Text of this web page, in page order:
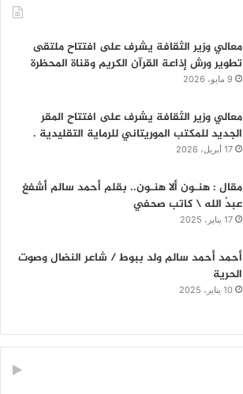
معالي وزير الثقافة يشرف على افتتاح ملتقى
تطوير ورش إذاعة القرآن الكريم وقناة المحظرة
9 مايو، 2026
معالي وزير الثقافة يشرف على افتتاح المقر
الجديد للمكتب الموريتاني للرماية التقليدية .
17 أبريل، 2026
مقال : هنـون ألا هنـون.. بقلم أحمد سالم أشفغ
عبدُ الله \ كاتب صحفي
17 يناير، 2025
أحمد أحمد سالم ولد ببوط / شاعر النضال وصوت
الحرية
10 يناير، 2025